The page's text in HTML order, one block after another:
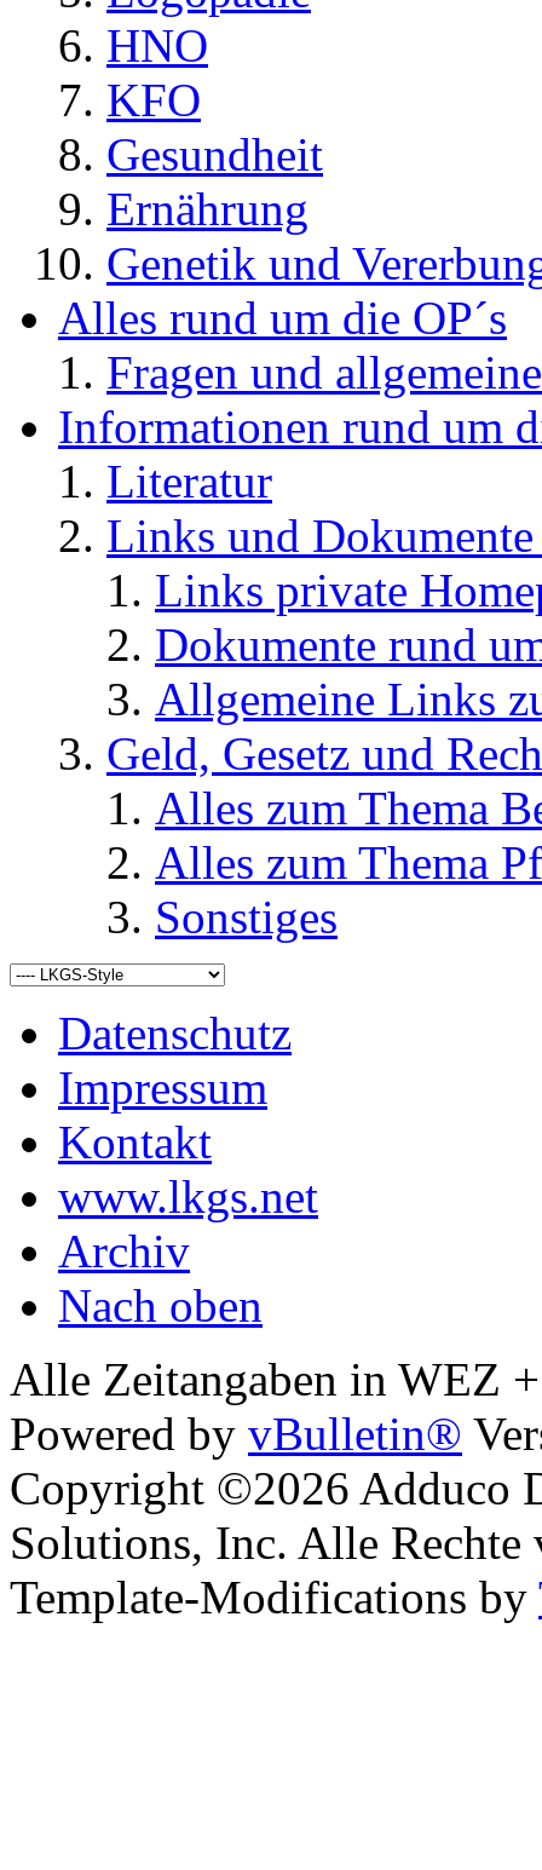
HNO
KFO
Gesundheit
Ernährung
Genetik und
Alles rund um die OP´s
Fragen und
Informationen rund um
Literatur
Links und
Links private
Dokumente rund
Allgemeine Links
Geld, Gesetz und
Alles zum Thema
Alles zum Thema
Sonstiges
Datenschutz
Impressum
Kontakt
www.lkgs.net
Archiv
Nach oben
Alle Zeitangaben in WEZ
Powered by vBulletin®
Copyright ©2026 Adduco
Solutions, Inc. Alle Rechte
Template-Modifications by